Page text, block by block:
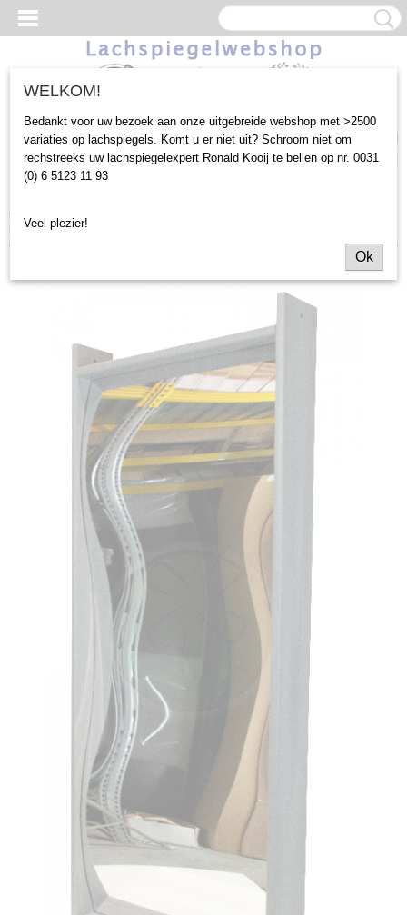
Inloggen Registreren
UW WINKELWAGEN
Geen producten
Composiet grijs 55,5x150cm (KJH134)
WELKOM!
Bedankt voor uw bezoek aan onze uitgebreide webshop met >2500
variaties op lachspiegels. Komt u er niet uit? Schroom niet om
rechstreeks uw lachspiegelexpert Ronald Kooij te bellen op nr. 0031
(0) 6 5123 11 93
Veel plezier!
Ok